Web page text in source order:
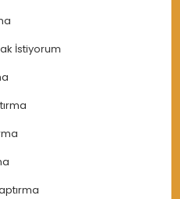
İstiyorum